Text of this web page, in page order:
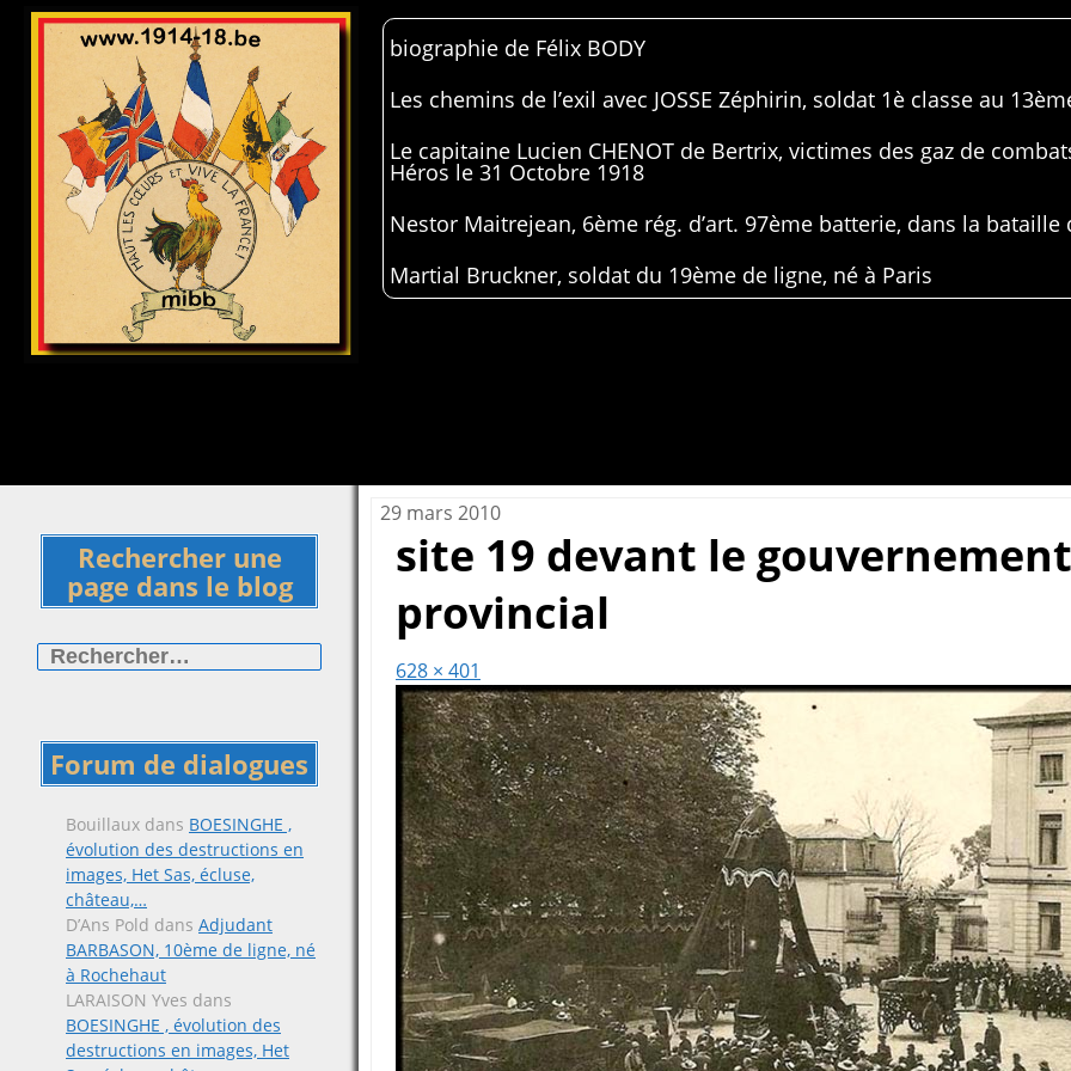
biographie de Félix BODY
Les chemins de l’exil avec JOSSE Zéphirin, soldat 1è classe au
Le capitaine Lucien CHENOT de Bertrix, victimes des gaz de
Héros le 31 Octobre 1918
Nestor Maitrejean, 6ème rég. d’art. 97ème batterie, dans la bataille
Martial Bruckner, soldat du 19ème de ligne, né à Paris
Rechercher une
page dans le blog
Forum de dialogues
Bouillaux dans BOESINGHE ,
évolution des destructions en
images, Het Sas, écluse,
château,…
D’Ans Pold dans Adjudant
BARBASON, 10ème de ligne, né
à Rochehaut
LARAISON Yves dans
BOESINGHE , évolution des
destructions en images, Het
29 mars 2010
site 19 devant le gouvernement
provincial
628 × 401